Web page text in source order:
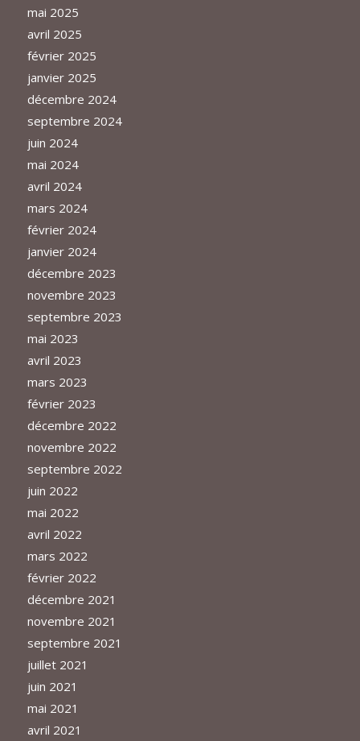
mai 2025
avril 2025
février 2025
janvier 2025
décembre 2024
septembre 2024
juin 2024
mai 2024
avril 2024
mars 2024
février 2024
janvier 2024
décembre 2023
novembre 2023
septembre 2023
mai 2023
avril 2023
mars 2023
février 2023
décembre 2022
novembre 2022
septembre 2022
juin 2022
mai 2022
avril 2022
mars 2022
février 2022
décembre 2021
novembre 2021
septembre 2021
juillet 2021
juin 2021
mai 2021
avril 2021